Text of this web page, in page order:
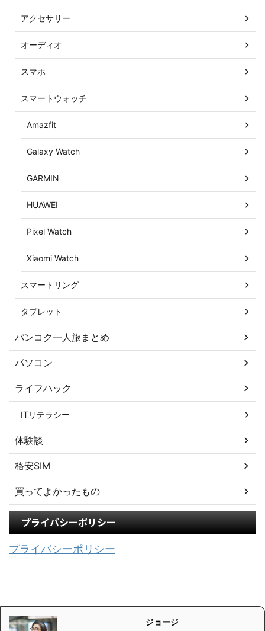
アクセサリー
オーディオ
スマホ
スマートウォッチ
Amazfit
Galaxy Watch
GARMIN
HUAWEI
Pixel Watch
Xiaomi Watch
スマートリング
タブレット
バンコク一人旅まとめ
パソコン
ライフハック
ITリテラシー
体験談
格安SIM
買ってよかったもの
プライバシーポリシー
プライバシーポリシー
ジョージ